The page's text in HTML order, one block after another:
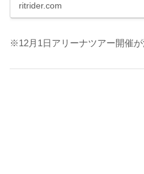
ritrider.com
※12月1日アリーナツアー開催が